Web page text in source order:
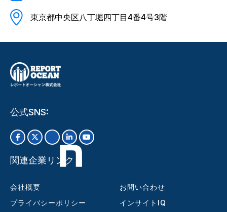
東京都中央区八丁堀四丁目4番4号3階
公式SNS:
関連企業リンク
会社概要
プライバシーポリシー
お問い合わせ
インサイトIQ